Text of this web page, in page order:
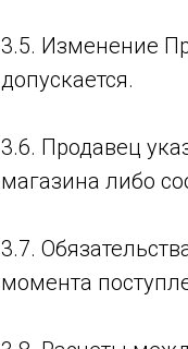
3.5. Изменение
допускается.
3.6. Продавец
магазина либо
3.7.
момента